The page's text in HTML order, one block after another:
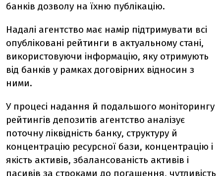
банків дозволу на їхню публікацію.
Надалі агентство має намір підтримувати всі
опубліковані рейтинги в актуальному стані,
використовуючи інформацію, яку отримують
від банків у рамках договірних відносин з
ними.
У процесі надання й подальшого моніторингу
рейтингів депозитів агентство аналізує
поточну ліквідність банку, структуру й
концентрацію ресурсної бази, концентрацію і
якість активів, збалансованість активів і
пасивів за строками до погашення, чутливість